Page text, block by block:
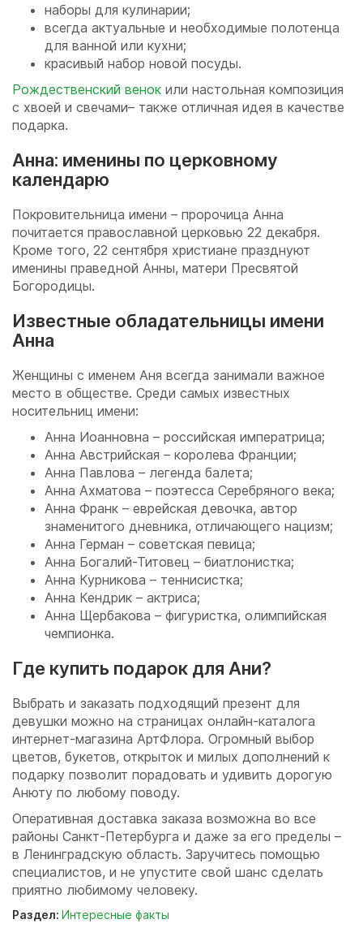
наборы для кулинарии;
всегда актуальные и необходимые полотенца
для ванной или кухни;
красивый набор новой посуды.
Рождественский венок или настольная композиция
с хвоей и свечами– также отличная идея в качестве
подарка.
Анна: именины по церковному
календарю
Покровительница имени – пророчица Анна
почитается православной церковью 22 декабря.
Кроме того, 22 сентября христиане празднуют
именины праведной Анны, матери Пресвятой
Богородицы.
Известные обладательницы имени
Анна
Женщины с именем Аня всегда занимали важное
место в обществе. Среди самых известных
носительниц имени:
Анна Иоанновна – российская императрица;
Анна Австрийская – королева Франции;
Анна Павлова – легенда балета;
Анна Ахматова – поэтесса Серебряного века;
Анна Франк – еврейская девочка, автор
знаменитого дневника, отличающего нацизм;
Анна Герман – советская певица;
Анна Богалий-Титовец – биатлонистка;
Анна Курникова – теннисистка;
Анна Кендрик – актриса;
Анна Щербакова – фигуристка, олимпийская
чемпионка.
Где купить подарок для Ани?
Выбрать и заказать подходящий презент для
девушки можно на страницах онлайн-каталога
интернет-магазина АртФлора. Огромный выбор
цветов, букетов, открыток и милых дополнений к
подарку позволит порадовать и удивить дорогую
Анюту по любому поводу.
Оперативная доставка заказа возможна во все
районы Санкт-Петербурга и даже за его пределы –
в Ленинградскую область. Заручитесь помощью
специалистов, и не упустите свой шанс сделать
приятно любимому человеку.
Раздел: Интересные факты